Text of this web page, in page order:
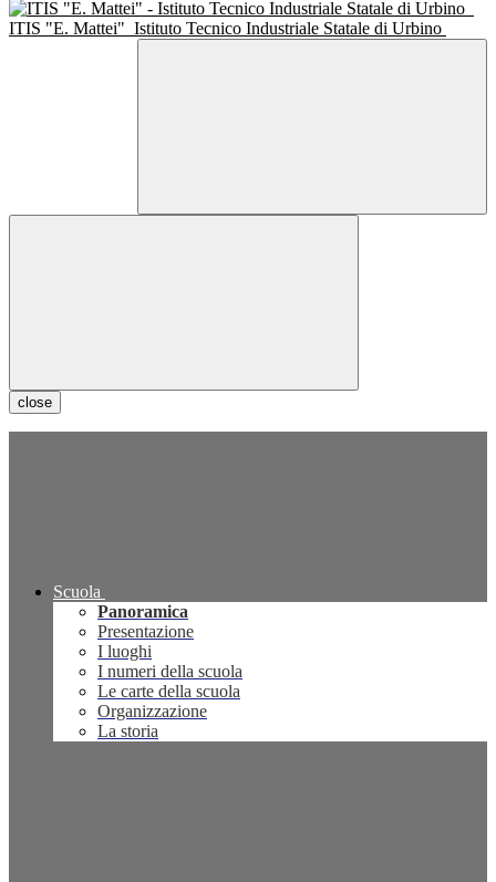
ITIS "E. Mattei" Istituto Tecnico Industriale Statale di Urbino
close
Scuola
Panoramica
Presentazione
I luoghi
I numeri della scuola
Le carte della scuola
Organizzazione
La storia